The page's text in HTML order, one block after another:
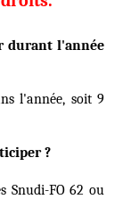
durant l'année
l'année, soit 9
?
Snudi-FO 62 ou